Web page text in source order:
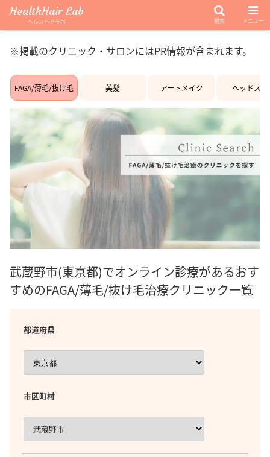
※掲載のクリニック・サロンにはPR情報が含まれます。
FAGA/薄毛/抜け毛 美髪 アートメイク ヘッドスパ
武蔵野市(東京都)でオンライン診療があるおす
すめのFAGA/薄毛/抜け毛治療クリニック一覧
都道府県
市区町村
HealthHair Lab
ヘルスヘアラボ 検索 メニュー